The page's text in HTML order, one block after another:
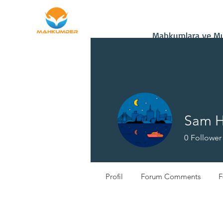
Mahkumlara ve
Sam
0 Follower
Profil Forum Comments